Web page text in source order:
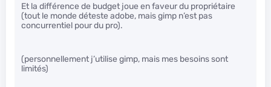
Et la différence de budget joue en faveur du propriétaire
(tout le monde déteste adobe, mais gimp n’est pas
concurrentiel pour du pro).
(personnellement j’utilise gimp, mais mes besoins sont
limités)